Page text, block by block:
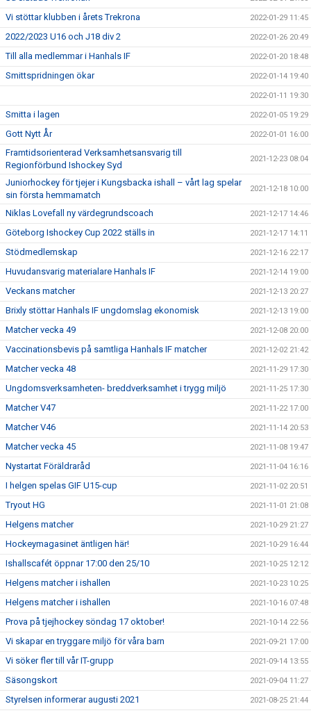
Vi stöttar klubben i årets Trekrona 2022-01-29 11:45
2022/2023 U16 och J18 div 2 2022-01-26 20:49
Till alla medlemmar i Hanhals IF 2022-01-20 18:48
Smittspridningen ökar 2022-01-14 19:40
2022-01-11 19:30
Smitta i lagen 2022-01-05 19:29
Gott Nytt År 2022-01-01 16:00
Framtidsorienterad Verksamhetsansvarig till
Regionförbund Ishockey Syd
2021-12-23 08:04
Juniorhockey för tjejer i Kungsbacka ishall – vårt lag spelar
sin första hemmamatch
2021-12-18 10:00
Niklas Lovefall ny värdegrundscoach 2021-12-17 14:46
Göteborg Ishockey Cup 2022 ställs in 2021-12-17 14:11
Stödmedlemskap 2021-12-16 22:17
Huvudansvarig materialare Hanhals IF 2021-12-14 19:00
Veckans matcher 2021-12-13 20:27
Brixly stöttar Hanhals IF ungdomslag ekonomisk 2021-12-13 19:00
Matcher vecka 49 2021-12-08 20:00
Vaccinationsbevis på samtliga Hanhals IF matcher 2021-12-02 21:42
Matcher vecka 48 2021-11-29 17:30
Ungdomsverksamheten- breddverksamhet i trygg miljö 2021-11-25 17:30
Matcher V47 2021-11-22 17:00
Matcher V46 2021-11-14 20:53
Matcher vecka 45 2021-11-08 19:47
Nystartat Föräldraråd 2021-11-04 16:16
I helgen spelas GIF U15-cup 2021-11-02 20:51
Tryout HG 2021-11-01 21:08
Helgens matcher 2021-10-29 21:27
Hockeymagasinet äntligen här! 2021-10-29 16:44
Ishallscafét öppnar 17:00 den 25/10 2021-10-25 12:12
Helgens matcher i ishallen 2021-10-23 10:25
Helgens matcher i ishallen 2021-10-16 07:48
Prova på tjejhockey söndag 17 oktober! 2021-10-14 22:56
Vi skapar en tryggare miljö för våra barn 2021-09-21 17:00
Vi söker fler till vår IT-grupp 2021-09-14 13:55
Säsongskort 2021-09-04 11:27
Styrelsen informerar augusti 2021 2021-08-25 21:44